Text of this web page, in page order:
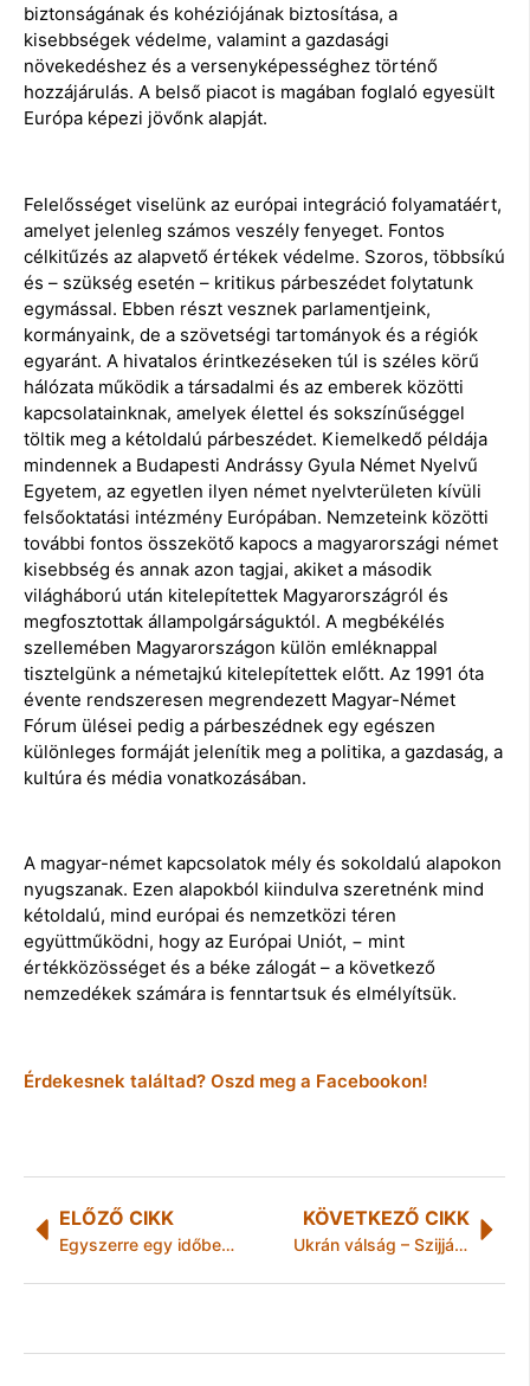
biztonságának és kohéziójának biztosítása, a
kisebbségek védelme, valamint a gazdasági
növekedéshez és a versenyképességhez történő
hozzájárulás. A belső piacot is magában foglaló egyesült
Európa képezi jövőnk alapját.
Felelősséget viselünk az európai integráció folyamatáért,
amelyet jelenleg számos veszély fenyeget. Fontos
célkitűzés az alapvető értékek védelme. Szoros, többsíkú
és – szükség esetén – kritikus párbeszédet folytatunk
egymással. Ebben részt vesznek parlamentjeink,
kormányaink, de a szövetségi tartományok és a régiók
egyaránt. A hivatalos érintkezéseken túl is széles körű
hálózata működik a társadalmi és az emberek közötti
kapcsolatainknak, amelyek élettel és sokszínűséggel
töltik meg a kétoldalú párbeszédet. Kiemelkedő példája
mindennek a Budapesti Andrássy Gyula Német Nyelvű
Egyetem, az egyetlen ilyen német nyelvterületen kívüli
felsőoktatási intézmény Európában. Nemzeteink közötti
további fontos összekötő kapocs a magyarországi német
kisebbség és annak azon tagjai, akiket a második
világháború után kitelepítettek Magyarországról és
megfosztottak állampolgárságuktól. A megbékélés
szellemében Magyarországon külön emléknappal
tisztelgünk a németajkú kitelepítettek előtt. Az 1991 óta
évente rendszeresen megrendezett Magyar-Német
Fórum ülései pedig a párbeszédnek egy egészen
különleges formáját jelenítik meg a politika, a gazdaság, a
kultúra és média vonatkozásában.
A magyar-német kapcsolatok mély és sokoldalú alapokon
nyugszanak. Ezen alapokból kiindulva szeretnénk mind
kétoldalú, mind európai és nemzetközi téren
együttműködni, hogy az Európai Uniót, − mint
értékközösséget és a béke zálogát – a következő
nemzedékek számára is fenntartsuk és elmélyítsük.
Érdekesnek találtad? Oszd meg a Facebookon!
ELŐZŐ CIKK
Egyszerre egy időben – Biztonságos Internet Nap
KÖVETKEZŐ CIKK
Ukrán válság – Szijjártó: az Oroszországgal szembeni szankciók politikai és gazdasági szempontból is kudarcot vallottak